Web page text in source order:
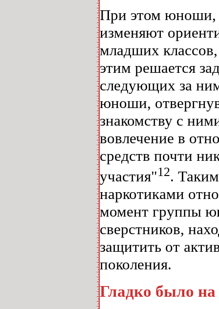
При этом юноши,
изменяют
младших
этим решается
следующих за
юноши,
знакомству с
вовлечение в
средств почти
участия"12.
наркотиками
момент группы
сверстников,
защитить от
поколения.
Гладко было на